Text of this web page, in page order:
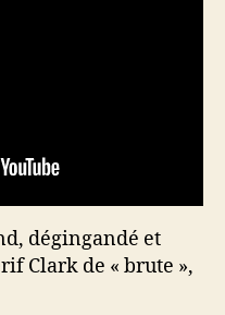
dégingandé et
Clark de « brute »,